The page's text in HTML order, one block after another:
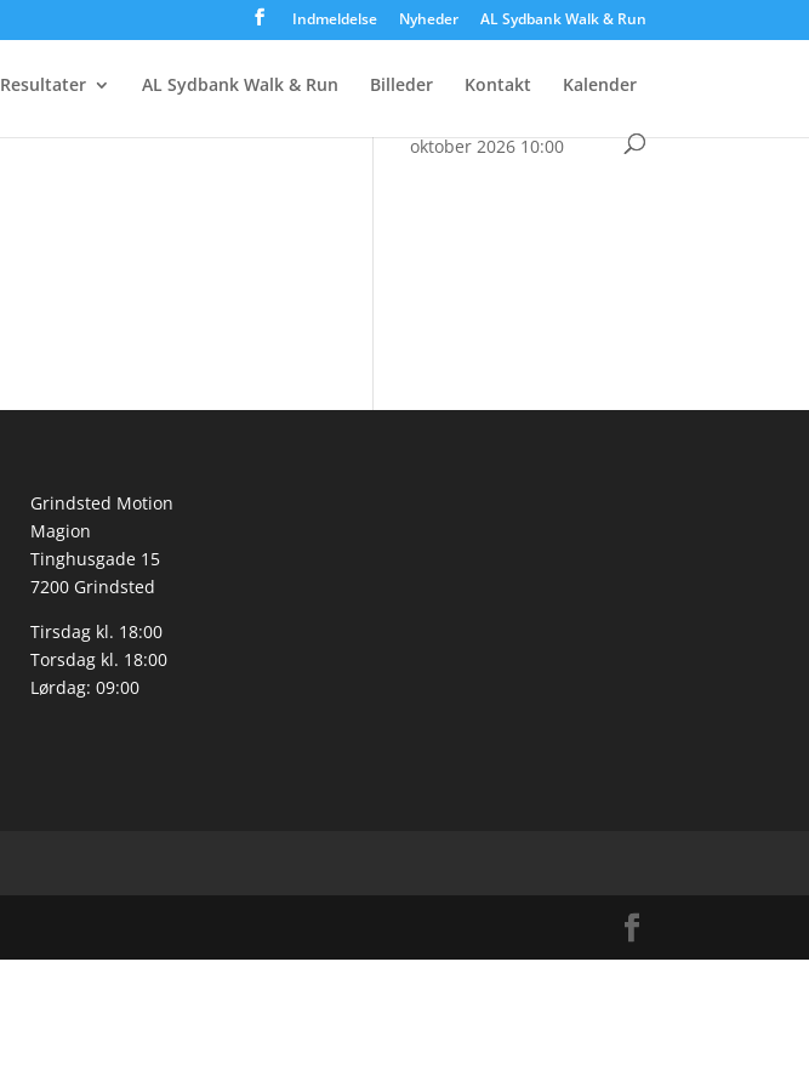
Indmeldelse Nyheder AL Sydbank Walk & Run
Resultater AL Sydbank Walk & Run Billeder Kontakt Kalender
Kalender
oktober 2026 10:00
Grindsted Motion
Magion
Tinghusgade 15
7200 Grindsted
Tirsdag kl. 18:00
Torsdag kl. 18:00
Lørdag: 09:00